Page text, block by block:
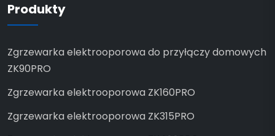
Produkty
Zgrzewarka elektrooporowa do przyłączy domowych
ZK90PRO
Zgrzewarka elektrooporowa ZK160PRO
Zgrzewarka elektrooporowa ZK315PRO